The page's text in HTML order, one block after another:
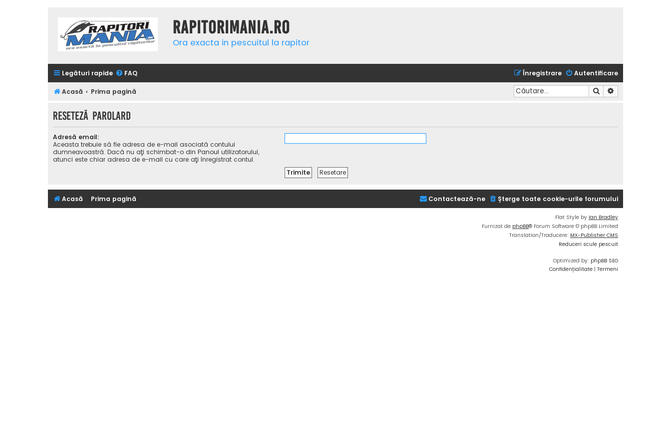
Rapitorimania.ro
Ora exacta in pescuitul la rapitor
Legături rapide FAQ Autentificare
Înregistrare
Acasă Prima pagină Căutare
Reseteză parolard
Adresă email:
Aceasta trebuie să fie adresa de e-mail asociată contului
dumneavoastră. Dacă nu aţi schimbat-o din Panoul utilizatorului,
atunci este chiar adresa de e-mail cu care aţi înregistrat contul.
Acasă Prima pagină Şterge toate cookie-urile forumului
Contactează-ne
Flat Style by Ian Bradley
Furnizat de phpBB® Forum Software © phpBB Limited
Translation/Traducere: MX-Publisher CMS
Reduceri scule pescuit
Optimized by: phpBB SEO
Confidențialitate | Termeni